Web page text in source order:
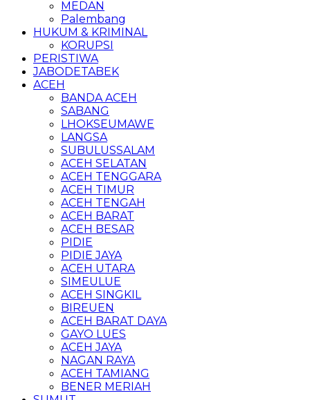
MEDAN
Palembang
HUKUM & KRIMINAL
KORUPSI
PERISTIWA
JABODETABEK
ACEH
BANDA ACEH
SABANG
LHOKSEUMAWE
LANGSA
SUBULUSSALAM
ACEH SELATAN
ACEH TENGGARA
ACEH TIMUR
ACEH TENGAH
ACEH BARAT
ACEH BESAR
PIDIE
PIDIE JAYA
ACEH UTARA
SIMEULUE
ACEH SINGKIL
BIREUEN
ACEH BARAT DAYA
GAYO LUES
ACEH JAYA
NAGAN RAYA
ACEH TAMIANG
BENER MERIAH